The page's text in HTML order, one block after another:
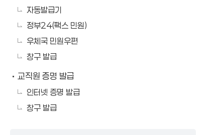
자동발급기
정부24(팩스 민원)
우체국 민원우편
창구 발급
교직원 증명 발급
인터넷 증명 발급
창구 발급